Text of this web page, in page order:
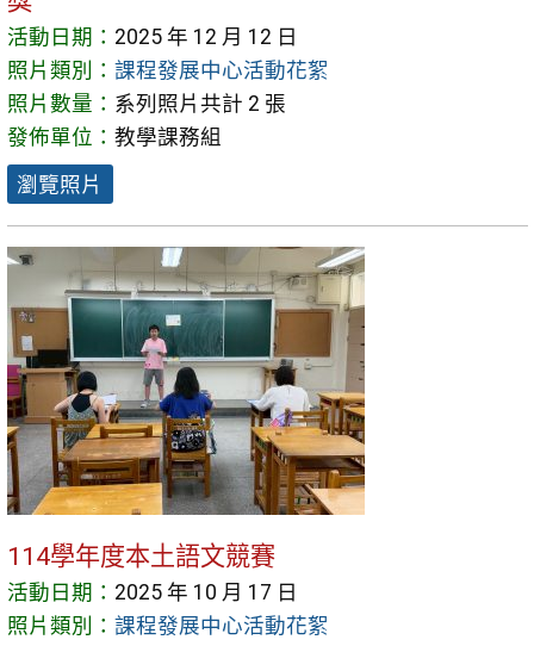
活動日期： 2025 年 12 月 12 日
照片類別： 課程發展中心活動花絮
照片數量： 系列照片共計 2 張
發佈單位： 教學課務組
瀏覽照片
114學年度本土語文競賽
活動日期： 2025 年 10 月 17 日
照片類別： 課程發展中心活動花絮